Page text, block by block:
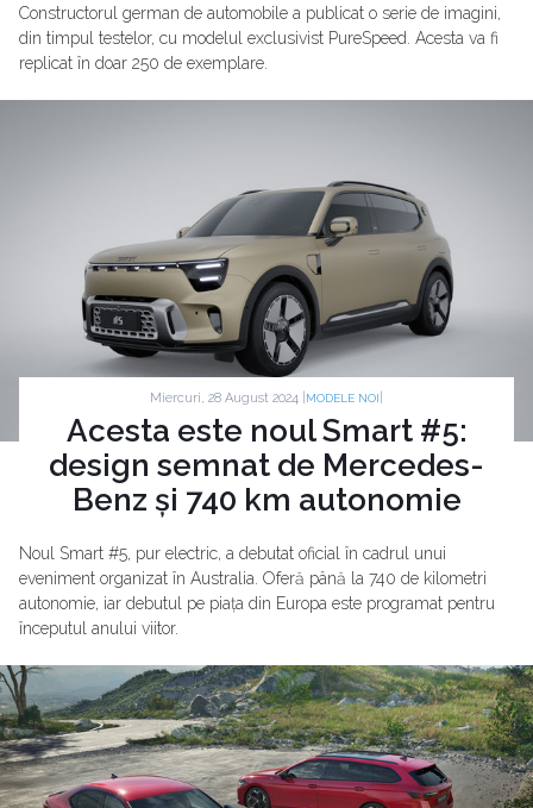
Constructorul german de automobile a publicat o serie de imagini,
din timpul testelor, cu modelul exclusivist PureSpeed. Acesta va fi
replicat în doar 250 de exemplare.
Miercuri, 28 August 2024 | MODELE NOI
Acesta este noul Smart #5:
design semnat de Mercedes-
Benz și 740 km autonomie
Noul Smart #5, pur electric, a debutat oficial în cadrul unui
eveniment organizat în Australia. Oferă până la 740 de kilometri
autonomie, iar debutul pe piața din Europa este programat pentru
începutul anului viitor.